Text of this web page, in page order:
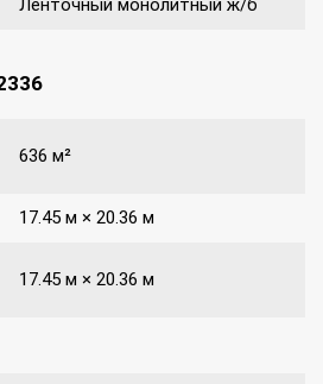
Ленточный монолитный ж/б
636 м²
17.45 м × 20.36 м
17.45 м × 20.36 м